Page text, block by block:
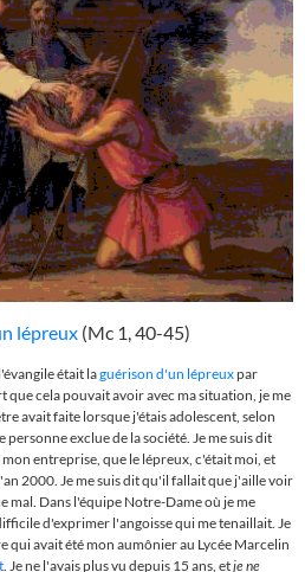
lépreux(Mc 1, 40-45)
était laguérison d'un lépreuxpar
que cela pouvait avoir avec ma situation, je me
avait faite lorsque j'étais adolescent, selon
exclue de la société. Je me suis dit
entreprise, que le lépreux, c'était moi, et
2000. Je me suis dit qu'il fallait que j'aille voir
mal. Dans l'équipe Notre-Dame où je me
d'exprimer l'angoisse qui me tenaillait. Je
qui avait été mon aumônier au Lycée Marcelin
. Je ne l'avais plus vu depuis 15 ans, etje ne